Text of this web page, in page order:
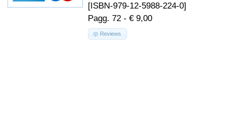
[ISBN-979-12-5988-224-0]
Pagg. 72 - € 9,00
Reviews